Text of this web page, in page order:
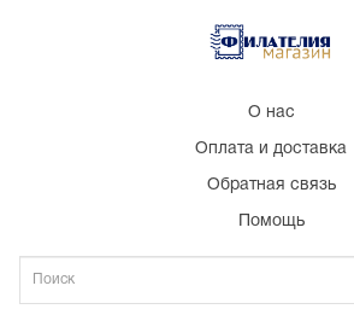
О нас
Оплата и доставка
Обратная связь
Помощь